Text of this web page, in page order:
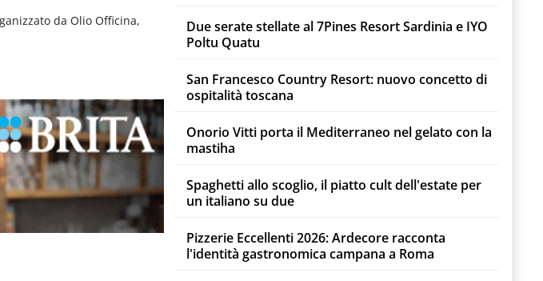
da Olio Officina,
Due serate stellate al 7Pines Resort Sardinia e IYO
Poltu Quatu
San Francesco Country Resort: nuovo concetto di
ospitalità toscana
Onorio Vitti porta il Mediterraneo nel gelato con la
mastiha
Spaghetti allo scoglio, il piatto cult dell'estate per
un italiano su due
Pizzerie Eccellenti 2026: Ardecore racconta
l'identità gastronomica campana a Roma